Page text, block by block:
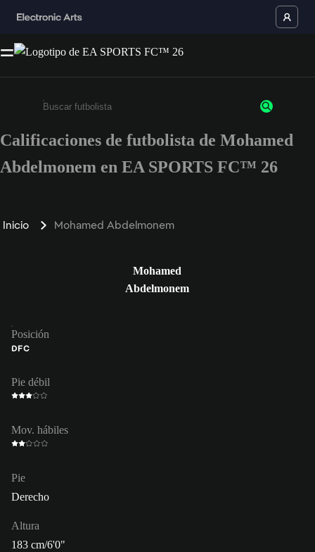
Ingresa un mínimo de 3 caracteres o números
Calificaciones de futbolista de Mohamed
Abdelmonem en EA SPORTS FC™ 26
Inicio Mohamed Abdelmonem
Mohamed
Abdelmonem
Posición
DFC
Pie débil
Mov. hábiles
Pie
Derecho
Altura
183 cm/6'0"